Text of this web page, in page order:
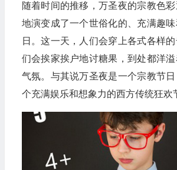
随着时间的推移，万圣夜的宗教色
地演变成了一个世俗化的、充满趣
日。这一天，人们会穿上各式各样
们会挨家挨户地讨糖果，到处都洋
气氛。与其说万圣夜是一个宗教节
个充满娱乐和想象力的西方传统狂欢